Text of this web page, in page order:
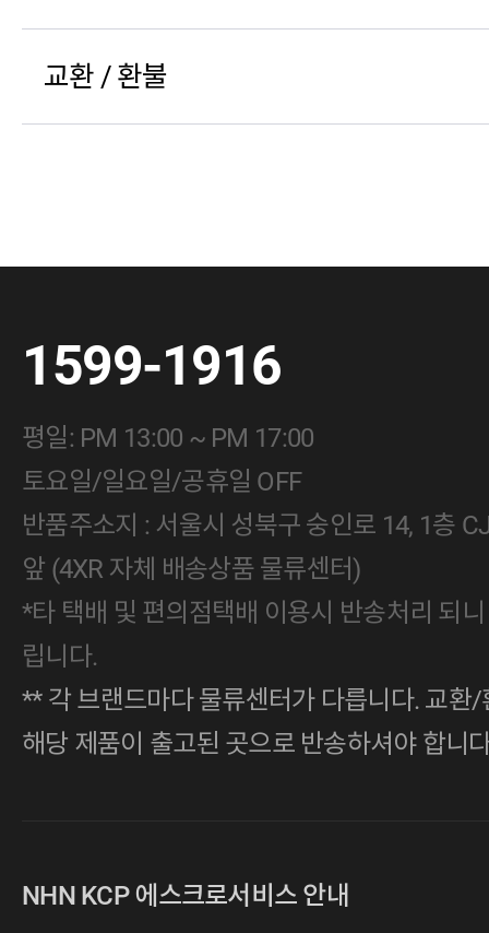
교환 / 환불
1599-1916
평일: PM 13:00 ~ PM 17:00
토요일/일요일/공휴일 OFF
반품주소지 : 서울시 성북구 숭인로 14, 1층
앞 (4XR 자체 배송상품 물류센터)
*타 택배 및 편의점택배 이용시 반송처리 되
립니다.
** 각 브랜드마다 물류센터가 다릅니다. 교환
해당 제품이 출고된 곳으로 반송하셔야 합니
NHN KCP 에스크로서비스 안내